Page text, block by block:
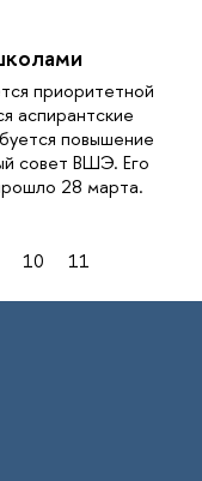
приоритетной
аспирантские
повышение
совет ВШЭ. Его
28 марта.
10 11